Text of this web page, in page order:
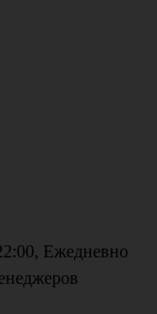
Ежедневно